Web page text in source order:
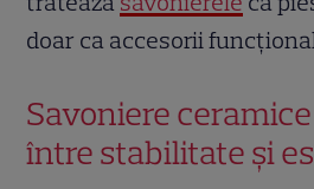
doar ca accesorii
Savoniere
între stabilitate și